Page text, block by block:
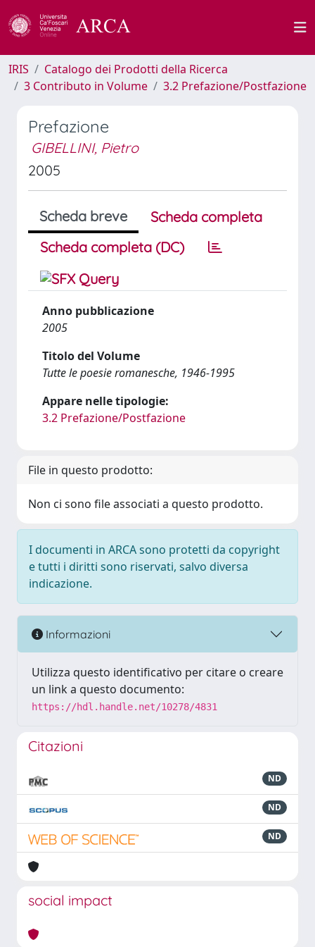
IRIS
Catalogo dei Prodotti della Ricerca
3 Contributo in Volume
3.2 Prefazione/Postfazione
Prefazione
GIBELLINI, Pietro
2005
Scheda breve
Scheda completa
Scheda completa (DC)
Anno pubblicazione
2005
Titolo del Volume
Tutte le poesie romanesche, 1946-1995
Appare nelle tipologie:
3.2 Prefazione/Postfazione
File in questo prodotto:
Non ci sono file associati a questo prodotto.
I documenti in ARCA sono protetti da copyright
e tutti i diritti sono riservati, salvo diversa
indicazione.
Informazioni
Utilizza questo identificativo per citare o creare
un link a questo documento:
https://hdl.handle.net/10278/4831
Citazioni
ND
ND
ND
social impact